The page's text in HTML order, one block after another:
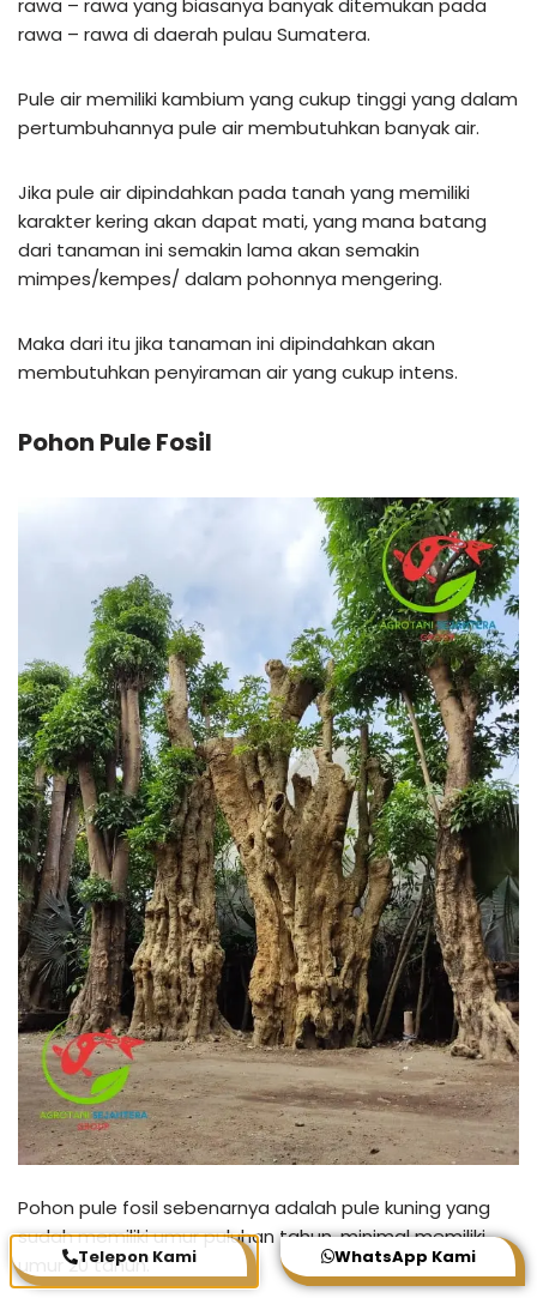
rawa – rawa yang biasanya banyak ditemukan pada
rawa – rawa di daerah pulau Sumatera.
Pule air memiliki kambium yang cukup tinggi yang dalam
pertumbuhannya pule air membutuhkan banyak air.
Jika pule air dipindahkan pada tanah yang memiliki
karakter kering akan dapat mati, yang mana batang
dari tanaman ini semakin lama akan semakin
mimpes/kempes/ dalam pohonnya mengering.
Maka dari itu jika tanaman ini dipindahkan akan
membutuhkan penyiraman air yang cukup intens.
Pohon Pule Fosil
Pohon pule fosil sebenarnya adalah pule kuning yang
sudah memiliki umur puluhan tahun, minimal memiliki
umur 20 tahun.
Telepon Kami WhatsApp Kami